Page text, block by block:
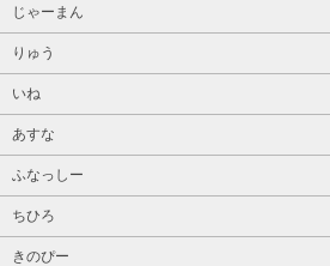
じゃーまん
りゅう
いね
あすな
ふなっしー
ちひろ
きのぴー